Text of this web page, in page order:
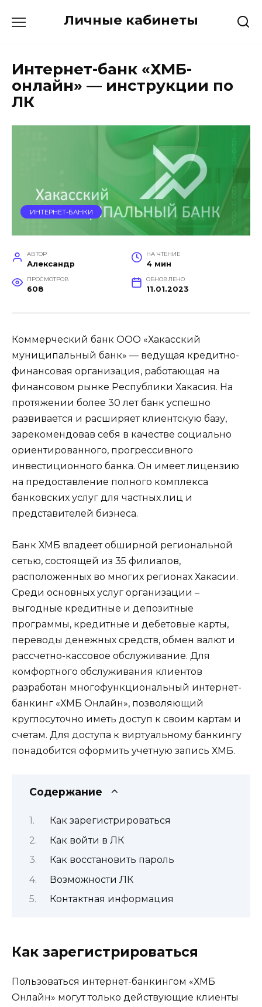
Личные кабинеты
Интернет-банк «ХМБ-
онлайн» — инструкции по
ЛК
ИНТЕРНЕТ-БАНКИ
АВТОР
Александр
НА ЧТЕНИЕ
4 мин
ПРОСМОТРОВ
608
ОБНОВЛЕНО
11.01.2023
Коммерческий банк ООО «Хакасский
муниципальный банк» — ведущая кредитно-
финансовая организация, работающая на
финансовом рынке Республики Хакасия. На
протяжении более 30 лет банк успешно
развивается и расширяет клиентскую базу,
зарекомендовав себя в качестве социально
ориентированного, прогрессивного
инвестиционного банка. Он имеет лицензию
на предоставление полного комплекса
банковских услуг для частных лиц и
представителей бизнеса.
Банк ХМБ владеет обширной региональной
сетью, состоящей из 35 филиалов,
расположенных во многих регионах Хакасии.
Среди основных услуг организации –
выгодные кредитные и депозитные
программы, кредитные и дебетовые карты,
переводы денежных средств, обмен валют и
рассчетно-кассовое обслуживание. Для
комфортного обслуживания клиентов
разработан многофункциональный интернет-
банкинг «ХМБ Онлайн», позволяющий
круглосуточно иметь доступ к своим картам и
счетам. Для доступа к виртуальному банкингу
понадобится оформить учетную запись ХМБ.
Содержание
Как зарегистрироваться
Как войти в ЛК
Как восстановить пароль
Возможности ЛК
Контактная информация
Как зарегистрироваться
Пользоваться интернет-банкингом «ХМБ
Онлайн» могут только действующие клиенты